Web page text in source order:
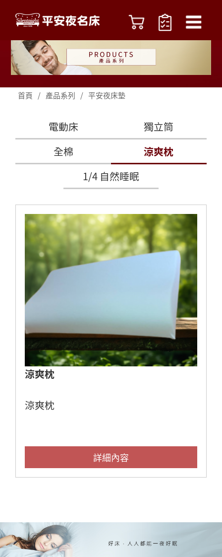
首頁 / 產品系列 / 平安夜床墊
電動床
獨立筒
全棉
涼爽枕
1/4 自然睡眠
涼爽枕
涼爽枕
詳細內容